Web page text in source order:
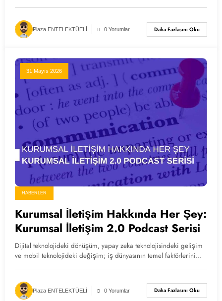
Plaza ENTELEKTÜELİ 0 Yorumlar Daha Fazlasını Oku
31 Mayıs 2026
HABERLER
Kurumsal İletişim Hakkında Her Şey:
Kurumsal İletişim 2.0 Podcast Serisi
Dijital teknolojideki dönüşüm, yapay zeka teknolojisindeki gelişim
ve mobil teknolojideki değişim; iş dünyasının temel faktörlerini…
Plaza ENTELEKTÜELİ 0 Yorumlar Daha Fazlasını Oku